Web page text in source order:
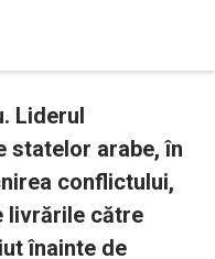
Liderul
statelor arabe, în
conflictului,
livrările către
înainte de